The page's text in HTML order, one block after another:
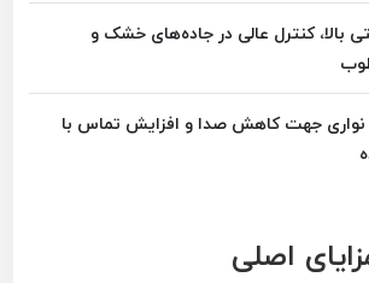
بالا، کنترل عالی در جاده‌های خشک و
جهت کاهش صدا و افزایش تماس با
اصلی